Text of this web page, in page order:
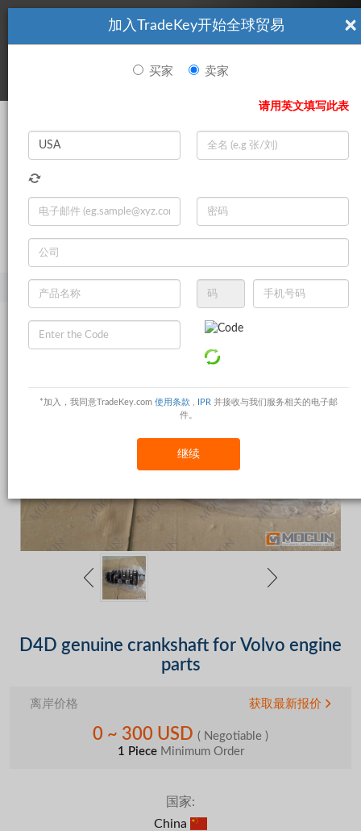
看起來你不是TradeKey.com的會員。 立即註冊，與全球超過7
百萬的進口商和出口商建立聯繫。 立即加入 |
登录
Search
×
加入TradeKey开始全球贸易
买家 卖家
请用英文填写此表
*加入，我同意TradeKey.com 使用条款 IPR 并接收与我们服务相关的电子邮
件。
继续
产品 汽车曲轴
D4D genuine crankshaft for Volvo engine
parts
离岸价格 获取最新报价
0 ~ 300 USD ( Negotiable )
1 PieceMinimum Order
国家:
China